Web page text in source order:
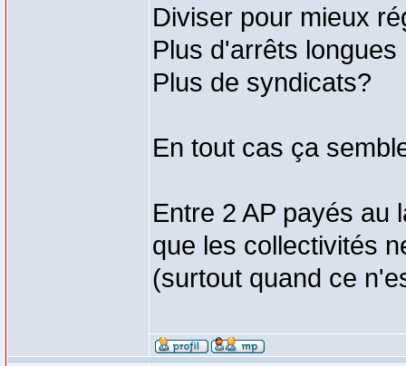
Diviser pour mieux
Plus d'arrêts
Plus de syndicats?
En tout cas ça
Entre 2 AP payés au
que les collectivités
(surtout quand ce